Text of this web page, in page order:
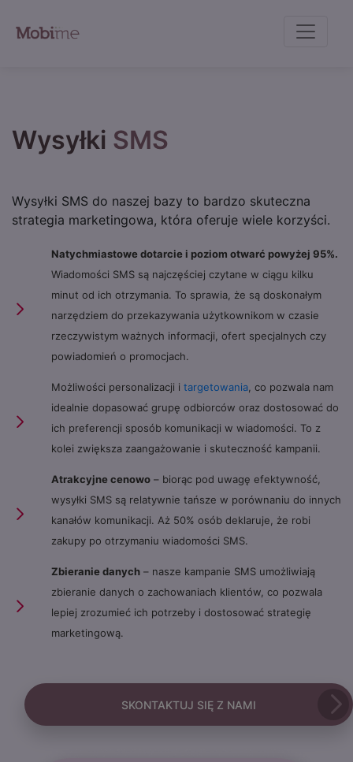
Wysyłki SMS
Wysyłki SMS do naszej bazy to bardzo skuteczna
strategia marketingowa, która oferuje wiele korzyści.
Natychmiastowe dotarcie i poziom otwarć powyżej 95%.
Wiadomości SMS są najczęściej czytane w ciągu kilku
minut od ich otrzymania. To sprawia, że są doskonałym
narzędziem do przekazywania użytkownikom w czasie
rzeczywistym ważnych informacji, ofert specjalnych czy
powiadomień o promocjach.
Możliwości personalizacji i targetowania , co pozwala nam
idealnie dopasować grupę odbiorców oraz dostosować do
ich preferencji sposób komunikacji w wiadomości. To z
kolei zwiększa zaangażowanie i skuteczność kampanii.
Atrakcyjne cenowo – biorąc pod uwagę efektywność,
wysyłki SMS są relatywnie tańsze w porównaniu do innych
kanałów komunikacji. Aż 50% osób deklaruje, że robi
zakupy po otrzymaniu wiadomości SMS.
Zbieranie danych – nasze kampanie SMS umożliwiają
zbieranie danych o zachowaniach klientów, co pozwala
lepiej zrozumieć ich potrzeby i dostosować strategię
marketingową.
SKONTAKTUJ SIĘ Z NAMI